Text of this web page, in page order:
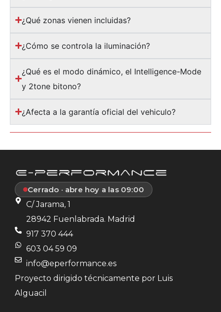
¿Qué zonas vienen incluidas?
¿Cómo se controla la iluminación?
¿Qué es el modo dinámico, el Intelligence-Mode
y 2tone bitono?
¿Afecta a la garantía oficial del vehiculo?
Cerrado · abre hoy a las 09:00
C/ Jarama, 1
28942 Fuenlabrada. Madrid
917 370 444
603 04 59 09
info@eperformance.es
Proyecto dirigido técnicamente por Luis
Alguacil